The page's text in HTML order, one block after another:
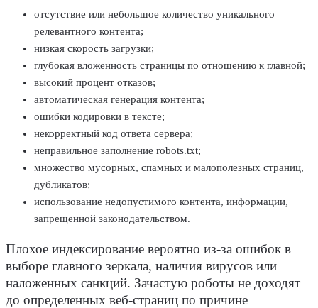
отсутствие или небольшое количество уникального
релевантного контента;
низкая скорость загрузки;
глубокая вложенность страницы по отношению к главной;
высокий процент отказов;
автоматическая генерация контента;
ошибки кодировки в тексте;
некорректный код ответа сервера;
неправильное заполнение robots.txt;
множество мусорных, спамных и малополезных страниц,
дубликатов;
использование недопустимого контента, информации,
запрещенной законодательством.
Плохое индексирование вероятно из-за ошибок в
выборе главного зеркала, наличия вирусов или
наложенных санкций. Зачастую роботы не доходят
до определенных веб-страниц по причине